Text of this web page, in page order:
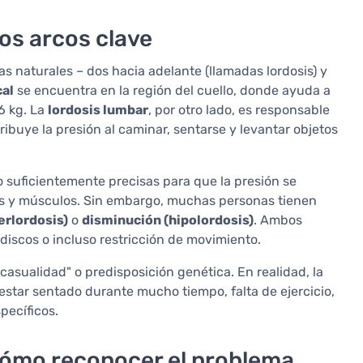
arcos clave
naturales – dos hacia adelante (llamadas lordosis) y
se encuentra en la región del cuello, donde ayuda a
kg. La lordosis lumbar, por otro lado, es responsable
la presión al caminar, sentarse y levantar objetos
precisas para que la presión se
músculos. Sin embargo, muchas personas tienen
o disminución (hipolordosis). Ambos
o incluso restricción de movimiento.
o predisposición genética. En realidad, la
sentado durante mucho tiempo, falta de ejercicio,